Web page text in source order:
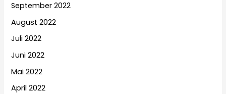
September 2022
August 2022
Juli 2022
Juni 2022
Mai 2022
April 2022